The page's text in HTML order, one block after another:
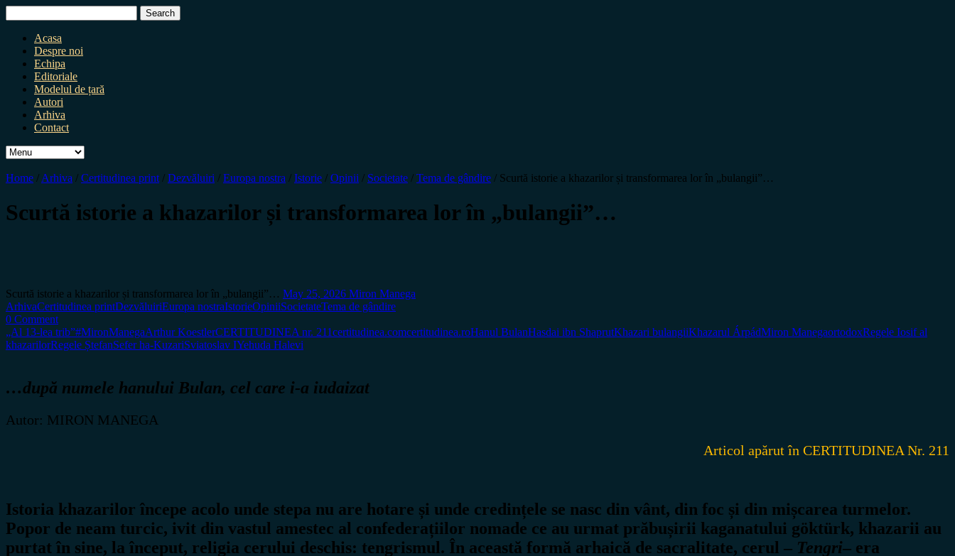
for:
Acasa
Despre noi
Echipa
Editoriale
Modelul de țară
Autori
Arhiva
Contact
Home / Arhiva / Certitudinea print / Dezvăluiri / Europa nostra / Istorie / Opinii / Societate / Tema de gândire / Scurtă istorie a khazarilor și transformarea lor în „bulangii”…
Scurtă istorie a khazarilor și transformarea lor în „bulangii”…
Scurtă istorie a khazarilor și transformarea lor în „bulangii”… May 25, 2026 Miron Manega
ArhivaCertitudinea printDezvăluiriEuropa nostraIstorieOpiniiSocietateTema de gândire
0 Comment
„Al 13-lea trib”#MironManegaArthur KoestlerCERTITUDINEA nr. 211certitudinea.comcertitudinea.roHanul BulanHasdai ibn ShaprutKhazari bulangiiKhazarul ÁrpádMiron ManegaortodoxRegele Iosif al
khazarilorRegele ȘtefanSefer ha-KuzariSviatoslav IYehuda Halevi
…după numele hanului Bulan, cel care i-a iudaizat
Autor: MIRON MANEGA
Articol apărut în CERTITUDINEA Nr. 211
Istoria khazarilor începe acolo unde stepa nu are hotare și unde credințele se nasc din vânt, din foc și din mișcarea turmelor.
Popor de neam turcic, ivit din vastul amestec al confederațiilor nomade ce au urmat prăbușirii kaganatului göktürk, khazarii au
purtat în sine, la început, religia cerului deschis: tengrismul. În această formă arhaică de sacralitate, cerul – Tengri– era